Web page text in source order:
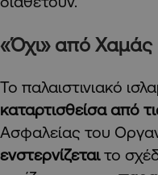
«Όχι» από Χαμάς
Το παλαιστινιακό
καταρτισθείσα από
Ασφαλείας του
ενστερνίζεταιτο